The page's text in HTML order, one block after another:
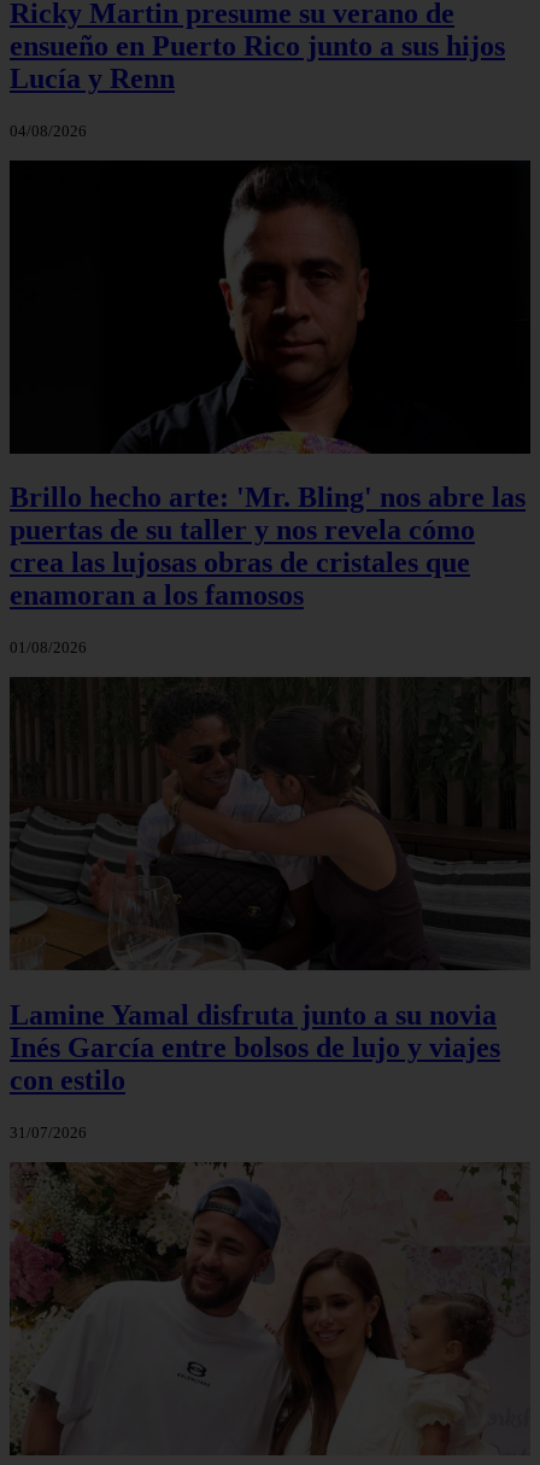
Ricky Martin presume su verano de
ensueño en Puerto Rico junto a sus hijos
Lucía y Renn
04/08/2026
Brillo hecho arte: 'Mr. Bling' nos abre las
puertas de su taller y nos revela cómo
crea las lujosas obras de cristales que
enamoran a los famosos
01/08/2026
Lamine Yamal disfruta junto a su novia
Inés García entre bolsos de lujo y viajes
con estilo
31/07/2026